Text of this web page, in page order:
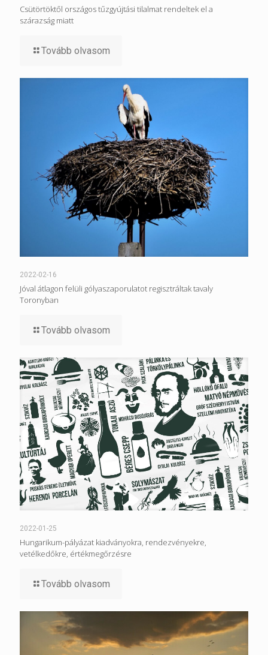
Csütörtöktől országos tűzgyújtási tilalmat rendeltek el a
szárazság miatt
Tovább olvasom
2022-02-16
Jóval átlagon felüli gólyaszaporulatot regisztráltak tavaly
Toronyban
Tovább olvasom
2022-01-25
Hungarikum-pályázat kiadványokra, rendezvényekre,
vetélkedőkre, értékmegőrzésre
Tovább olvasom